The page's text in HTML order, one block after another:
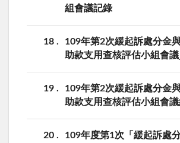
組會議記錄
18
109年第2次緩起訴處分金
助款支用查核評估小組會
19
109年第2次緩起訴處分金
助款支用查核評估小組會
20
109年度第1次「緩起訴處